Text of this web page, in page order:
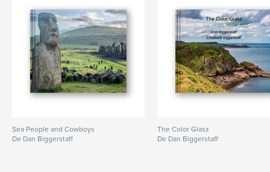
Sea People and Cowboys
De Dan Biggerstaff
The Color Glasz
De Dan Biggerstaff